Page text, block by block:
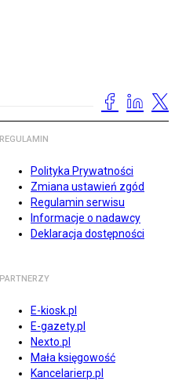
REGULAMIN
Polityka Prywatności
Zmiana ustawień zgód
Regulamin serwisu
Informacje o nadawcy
Deklaracja dostępności
PARTNERZY
E-kiosk.pl
E-gazety.pl
Nexto.pl
Mała księgowość
Kancelarierp.pl